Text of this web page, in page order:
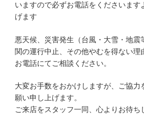
いますので必ずお電話をくださいます
げます
悪天候、災害発生（台風・大雪・地震
関の運行中止、その他やむを得ない理
お電話にてご相談ください。
大変お手数をおかけしますが、ご協力
願い申し上げます。
ご来店をスタッフ一同、心よりお待ち